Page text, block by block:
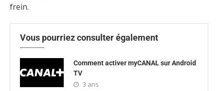
frein.
Vous pourriez consulter également
Comment activer myCANAL sur Android
TV
3 ans